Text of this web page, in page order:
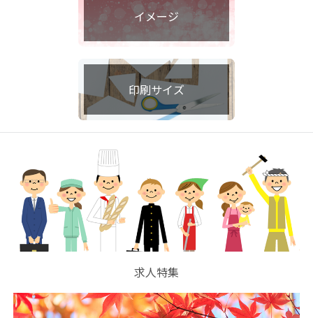
イメージ
印刷サイズ
求人特集